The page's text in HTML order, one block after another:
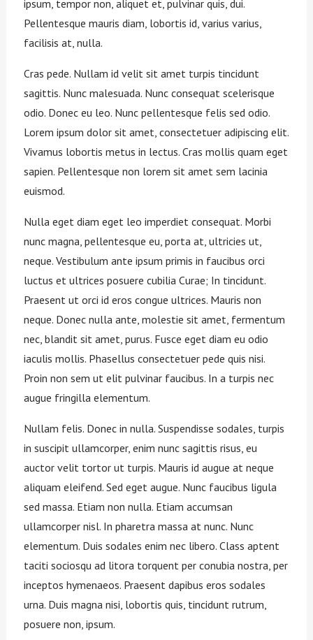
ipsum, tempor non, aliquet et, pulvinar quis, dui.
Pellentesque mauris diam, lobortis id, varius varius,
facilisis at, nulla.
Cras pede. Nullam id velit sit amet turpis tincidunt
sagittis. Nunc malesuada. Nunc consequat scelerisque
odio. Donec eu leo. Nunc pellentesque felis sed odio.
Lorem ipsum dolor sit amet, consectetuer adipiscing elit.
Vivamus lobortis metus in lectus. Cras mollis quam eget
sapien. Pellentesque non lorem sit amet sem lacinia
euismod.
Nulla eget diam eget leo imperdiet consequat. Morbi
nunc magna, pellentesque eu, porta at, ultricies ut,
neque. Vestibulum ante ipsum primis in faucibus orci
luctus et ultrices posuere cubilia Curae; In tincidunt.
Praesent ut orci id eros congue ultrices. Mauris non
neque. Donec nulla ante, molestie sit amet, fermentum
nec, blandit sit amet, purus. Fusce eget diam eu odio
iaculis mollis. Phasellus consectetuer pede quis nisi.
Proin non sem ut elit pulvinar faucibus. In a turpis nec
augue fringilla elementum.
Nullam felis. Donec in nulla. Suspendisse sodales, turpis
in suscipit ullamcorper, enim nunc sagittis risus, eu
auctor velit tortor ut turpis. Mauris id augue at neque
aliquam eleifend. Sed eget augue. Nunc faucibus ligula
sed massa. Etiam non nulla. Etiam accumsan
ullamcorper nisl. In pharetra massa at nunc. Nunc
elementum. Duis sodales enim nec libero. Class aptent
taciti sociosqu ad litora torquent per conubia nostra, per
inceptos hymenaeos. Praesent dapibus eros sodales
urna. Duis magna nisi, lobortis quis, tincidunt rutrum,
posuere non, ipsum.